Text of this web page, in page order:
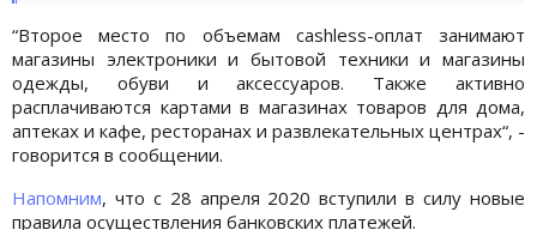
“Второе место по объемам cashless-оплат занимают
магазины электроники и бытовой техники и магазины
одежды, обуви и аксессуаров. Также активно
расплачиваются картами в магазинах товаров для дома,
аптеках и кафе, ресторанах и развлекательных центрах“, -
говорится в сообщении.
Напомним, что с 28 апреля 2020 вступили в силу новые
правила осуществления банковских платежей.